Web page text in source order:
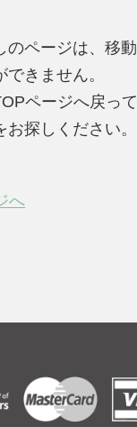
のページは、移
きません。
ページへ戻っ
探しください。
へ